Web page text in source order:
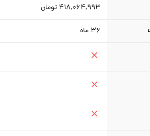
418,064,993تومان
ماه